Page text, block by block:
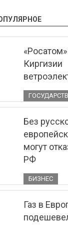
Киргизии
Без
могут
РФ
БИЗНЕС
Газ в